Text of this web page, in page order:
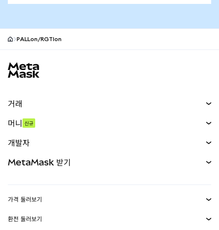
PALLon/RGTIon
거래
무기한 선물
실물자산
머니 신규
개발자
MetaMask Connect
MetaMask 받기
가격 둘러보기
이더리움 가격
환전 둘러보기